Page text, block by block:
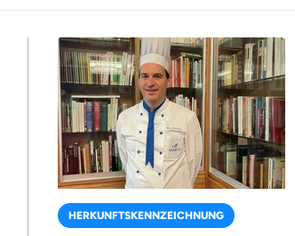
HERKUNFTSKENNZEICHNUNG